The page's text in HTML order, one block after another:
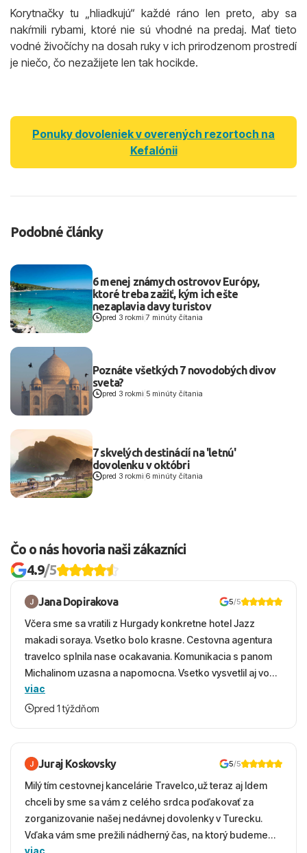
Korytnačky tu „hliadkujú“ každé ráno len preto, aby sa
nakŕmili rybami, ktoré nie sú vhodné na predaj. Mať tieto
vodné živočíchy na dosah ruky v ich prirodzenom prostredí
je niečo, čo nezažijete len tak hocikde.
Ponuky dovoleniek v overených rezortoch na
Kefalónii
Podobné články
6 menej známych ostrovov Európy,
ktoré treba zažiť, kým ich ešte
nezaplavia davy turistov
pred 3 rokmi |7 minúty čítania
Poznáte všetkých 7 novodobých divov
sveta?
pred 3 rokmi 5 minúty čítania
7 skvelých destinácií na 'letnú'
dovolenku v októbri
pred 3 rokmi 6 minúty čítania
Čo o nás hovoria naši zákazníci
4.9/5
Jana Dopirakova 5/5
Včera sme sa vratili z Hurgady konkretne hotel Jazz
makadi soraya. Vsetko bolo krasne. Cestovna agentura
travelco splnila nase ocakavania. Komunikacia s panom
Michalinom uzasna a napomocna. Vsetko vysvetlil aj vo
vecernych hodinach zaco sa ospravedlnujem. Hotel
krasny, cisty. Sluzby top. Strava, prostredie, more,
viac
pred 1 týždňom
Juraj Koskovsky 5/5
Milý tím cestovnej kancelárie Travelco,už teraz aj Idem
chceli by sme sa vám z celého srdca poďakovať za
zorganizovanie našej nedávnej dovolenky v Turecku.
Vďaka vám sme prežili nádherný čas, na ktorý budeme
viac